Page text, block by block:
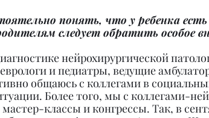
понять, что у ребенка есть
следует обратить особое
нейрохирургической
и педиатры, ведущие
общаюсь с коллегами в
Более того, мы с коллегами-
классы и конгрессы. Так, в